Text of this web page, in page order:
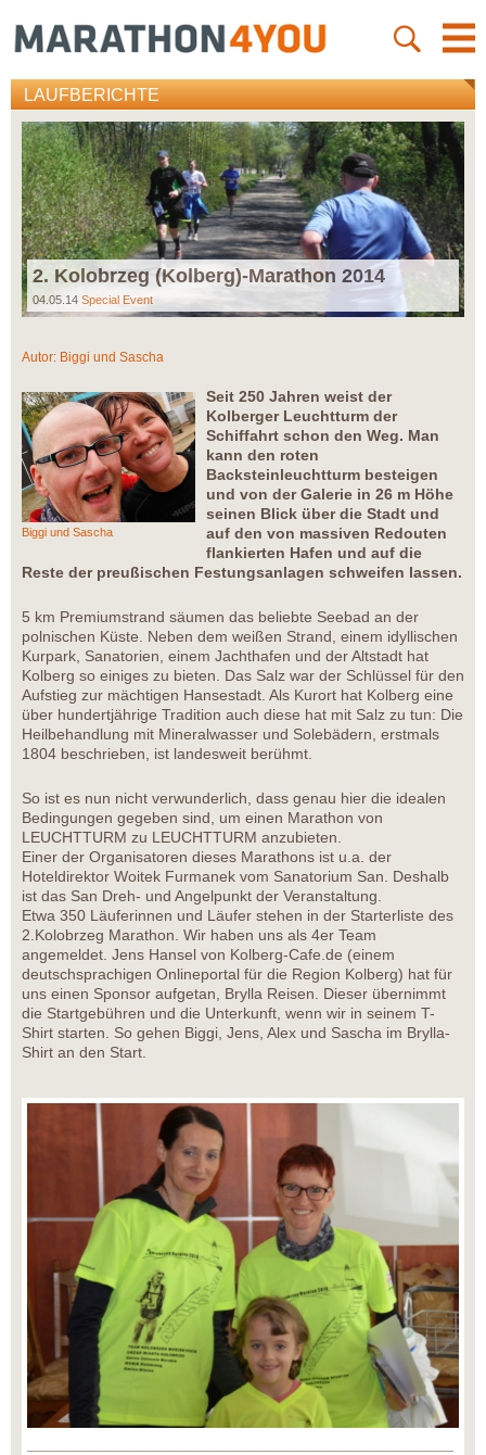
LAUFBERICHTE
2. Kolobrzeg (Kolberg)-Marathon 2014
04.05.14 Special Event
Autor: Biggi und Sascha
Biggi und Sascha
Seit 250 Jahren weist der
Kolberger Leuchtturm der
Schiffahrt schon den Weg. Man
kann den roten
Backsteinleuchtturm besteigen
und von der Galerie in 26 m Höhe
seinen Blick über die Stadt und
auf den von massiven Redouten
flankierten Hafen und auf die
Reste der preußischen Festungsanlagen schweifen lassen.
5 km Premiumstrand säumen das beliebte Seebad an der
polnischen Küste. Neben dem weißen Strand, einem idyllischen
Kurpark, Sanatorien, einem Jachthafen und der Altstadt hat
Kolberg so einiges zu bieten. Das Salz war der Schlüssel für den
Aufstieg zur mächtigen Hansestadt. Als Kurort hat Kolberg eine
über hundertjährige Tradition auch diese hat mit Salz zu tun: Die
Heilbehandlung mit Mineralwasser und Solebädern, erstmals
1804 beschrieben, ist landesweit berühmt.
So ist es nun nicht verwunderlich, dass genau hier die idealen
Bedingungen gegeben sind, um einen Marathon von
LEUCHTTURM zu LEUCHTTURM anzubieten.
Einer der Organisatoren dieses Marathons ist u.a. der
Hoteldirektor Woitek Furmanek vom Sanatorium San. Deshalb
ist das San Dreh- und Angelpunkt der Veranstaltung.
Etwa 350 Läuferinnen und Läufer stehen in der Starterliste des
2.Kolobrzeg Marathon. Wir haben uns als 4er Team
angemeldet. Jens Hansel von Kolberg-Cafe.de (einem
deutschsprachigen Onlineportal für die Region Kolberg) hat für
uns einen Sponsor aufgetan, Brylla Reisen. Dieser übernimmt
die Startgebühren und die Unterkunft, wenn wir in seinem T-
Shirt starten. So gehen Biggi, Jens, Alex und Sascha im Brylla-
Shirt an den Start.